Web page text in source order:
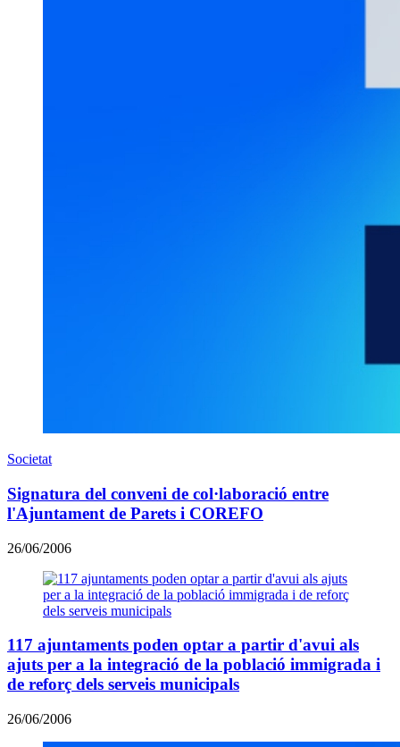
Societat
Signatura del conveni de col·laboració entre
l'Ajuntament de Parets i COREFO
26/06/2006
117 ajuntaments poden optar a partir d'avui als
ajuts per a la integració de la població immigrada i
de reforç dels serveis municipals
26/06/2006